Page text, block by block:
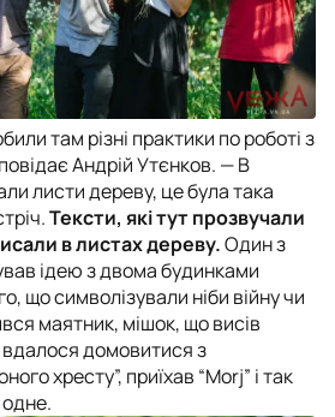
там різні практики по роботі з
Андрій Утєнков. — В
листи дереву, це була така
Тексти, які тут прозвучали
в листах дереву.Один з
ідею з двома будинками
що символізували ніби війну чи
маятник, мішок, що висів
вдалося домовитися з
хресту”, приїхав “Morj” і так